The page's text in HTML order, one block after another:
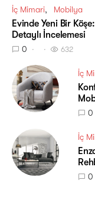
İç Mimari Mobilya
Evinde Yeni Bir
Detaylı İncelemesi
0 632
İç
0
İç
0